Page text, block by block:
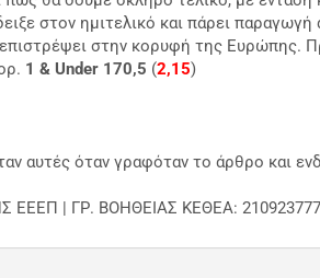
στον ημιτελικό και πάρει
στην κορυφή της Ευρώπης.
1 & Under 170,5 (2,15)
αυτές όταν γραφόταν το άρθρο και
ΕΕΕΠ | ΓΡ. ΒΟΗΘΕΙΑΣ ΚΕΘΕΑ: